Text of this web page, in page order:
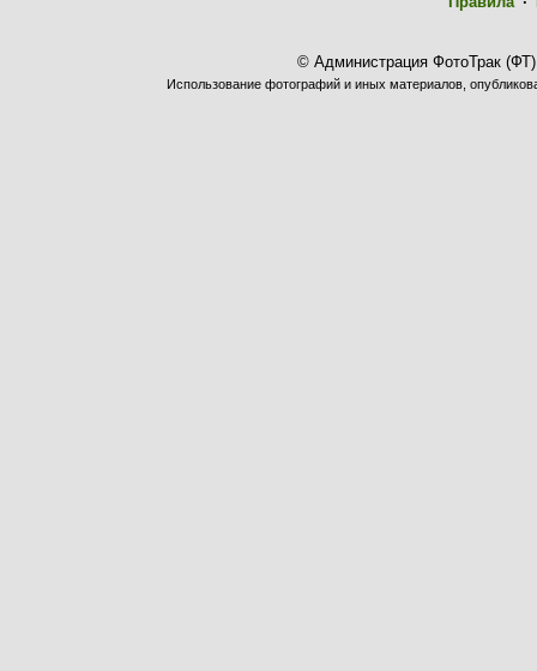
© Администрация ФотоТрак
Использование фотографий и иных материалов,